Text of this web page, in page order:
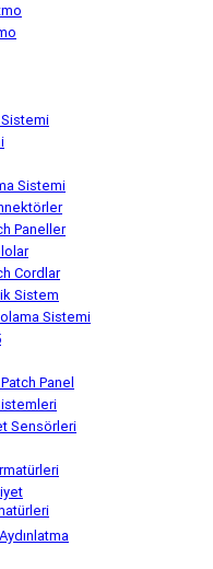
Sistemi
Paneller
Cordlar
Sistem
Sistemi
Panel
Sensörleri